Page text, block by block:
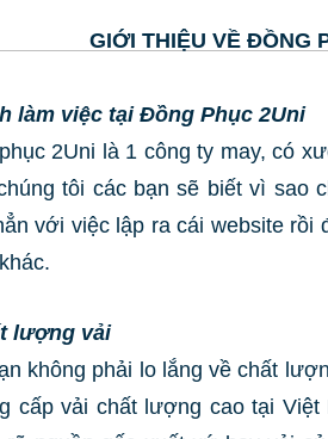
GIỚI THIỆU VỀ ĐỒNG
làm việc tại Đồng Phục 2Uni
2Uni là 1 công ty may, có
tôi các bạn sẽ biết vì sao
với việc lập ra cái website
lượng vải
không phải lo lắng về chất
cấp vải chất lượng cao tại